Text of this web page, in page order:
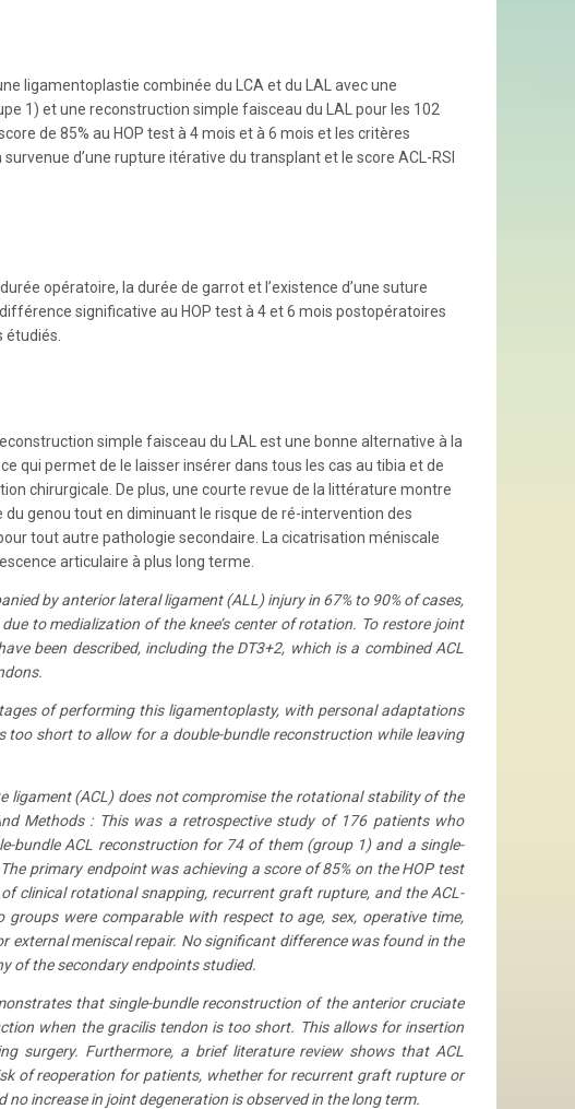
ligamentoplastie combinée du LCA et du LAL avec une
1) et une reconstruction simple faisceau du LAL pour les 102
de 85% au HOP test à 4 mois et à 6 mois et les critères
d’une rupture itérative du transplant et le score ACL-RSI
opératoire, la durée de garrot et l’existence d’une suture
significative au HOP test à 4 et 6 mois postopératoires
simple faisceau du LAL est une bonne alternative à la
qui permet de le laisser insérer dans tous les cas au tibia et de
chirurgicale. De plus, une courte revue de la littérature montre
genou tout en diminuant le risque de ré-intervention des
tout autre pathologie secondaire. La cicatrisation méniscale
articulaire à plus long terme.
by anterior lateral ligament (ALL) injury in 67% to 90% of cases,
to medialization of the knee’s center of rotation. To restore joint
been described, including the DT3+2, which is a combined ACL
of performing this ligamentoplasty, with personal adaptations
short to allow for a double-bundle reconstruction while leaving
ligament (ACL) does not compromise the rotational stability of the
Methods : This was a retrospective study of 176 patients who
bundle ACL reconstruction for 74 of them (group 1) and a single-
primary endpoint was achieving a score of 85% on the HOP test
clinical rotational snapping, recurrent graft rupture, and the ACL-
were comparable with respect to age, sex, operative time,
meniscal repair. No significant difference was found in the
of the secondary endpoints studied.
that single-bundle reconstruction of the anterior cruciate
when the gracilis tendon is too short. This allows for insertion
surgery. Furthermore, a brief literature review shows that ACL
of reoperation for patients, whether for recurrent graft rupture or
increase in joint degeneration is observed in the long term.